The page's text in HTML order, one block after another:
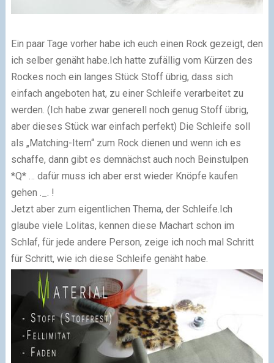
Ein paar Tage vorher habe ich euch einen Rock gezeigt, den
ich selber genäht habe.Ich hatte zufällig vom Kürzen des
Rockes noch ein langes Stück Stoff übrig, dass sich
einfach angeboten hat, zu einer Schleife verarbeitet zu
werden. (Ich habe zwar generell noch genug Stoff übrig,
aber dieses Stück war einfach perfekt) Die Schleife soll
als „Matching-Item“ zum Rock dienen und wenn ich es
schaffe, dann gibt es demnächst auch noch Beinstulpen
*Q* … dafür muss ich aber erst wieder Knöpfe kaufen
gehen ._. !
Jetzt aber zum eigentlichen Thema, der Schleife.Ich
glaube viele Lolitas, kennen diese Machart schon im
Schlaf, für jede andere Person, zeige ich noch mal Schritt
für Schritt, wie ich diese Schleife genäht habe.